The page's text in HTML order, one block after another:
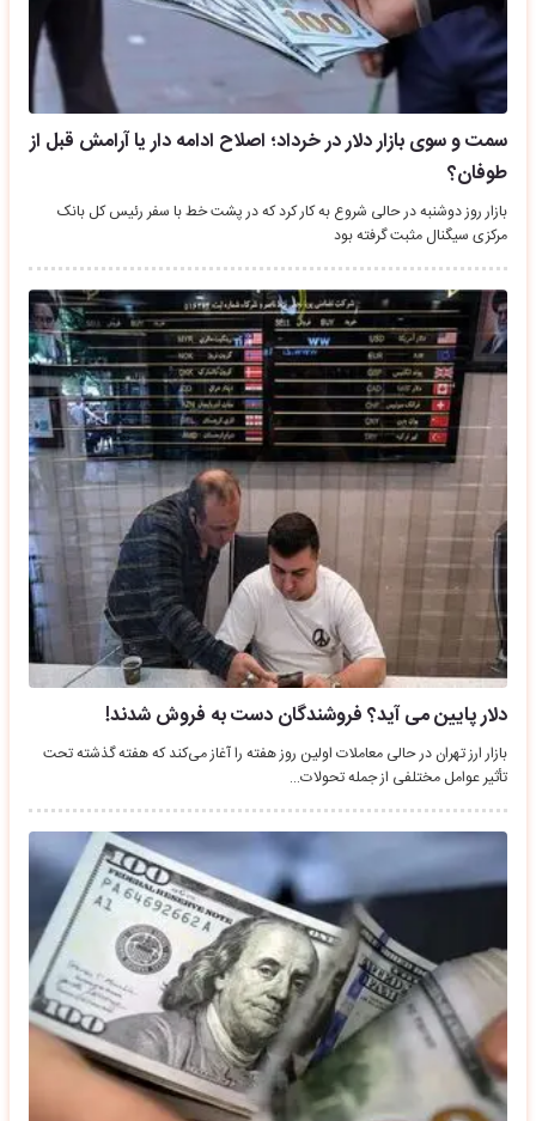
سمت و سوی بازار دلار در خرداد؛ اصلاح ادامه دار یا آرامش قبل از
طوفان؟
بازار روز دوشنبه در حالی شروع به کار کرد که در پشت خط با سفر رئیس کل بانک
مرکزی سیگنال مثبت گرفته بود
دلار پایین می آید؟ فروشندگان دست به فروش شدند!
بازار ارز تهران در حالی معاملات اولین روز هفته را آغاز می‌کند که هفته گذشته تحت
تأثیر عوامل مختلفی از جمله تحولات…